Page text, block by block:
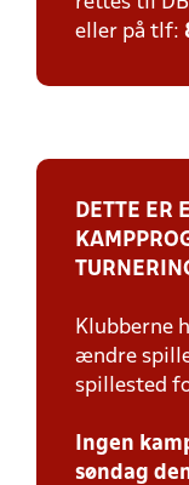
eller på tlf:
DETTE ER
Klubberne
ændre
spillested
Ingen
søndag